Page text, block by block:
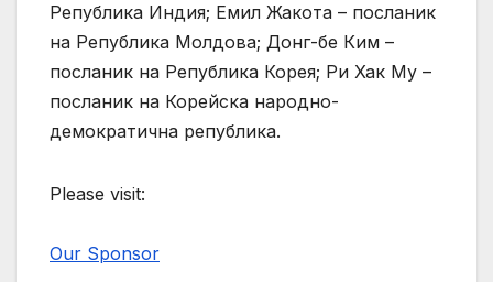
Република Индия; Емил Жакота – посланик
на Република Молдова; Донг-бе Ким –
посланик на Република Корея; Ри Хак Му –
посланик на Корейска народно-
демократична република.
Please visit:
Our Sponsor